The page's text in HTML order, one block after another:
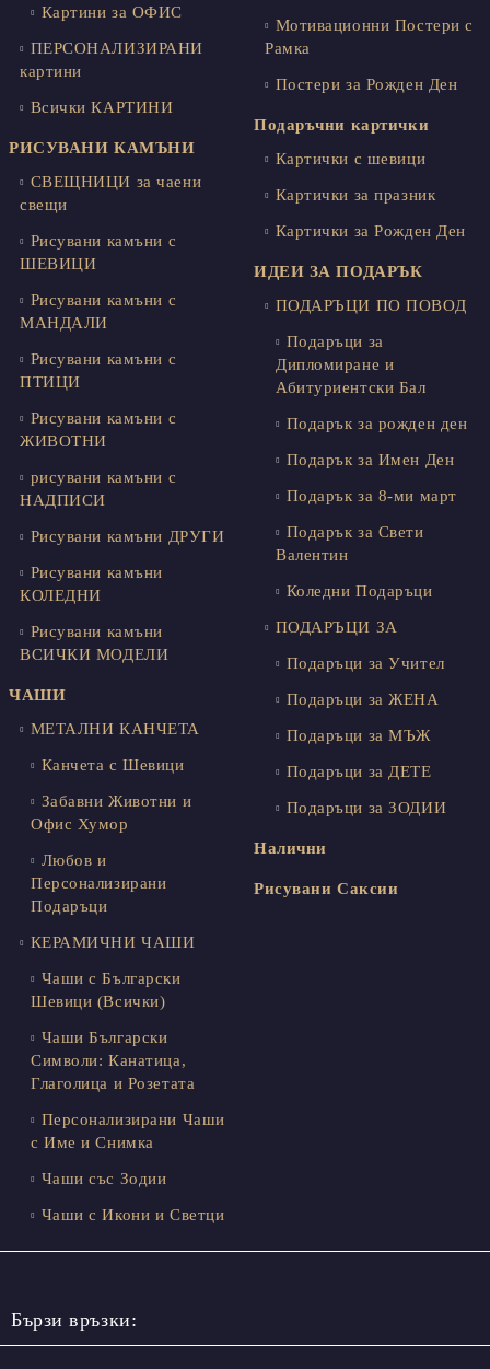
Картини за ОФИС
ПЕРСОНАЛИЗИРАНИ
картини
Всички КАРТИНИ
РИСУВАНИ КАМЪНИ
СВЕЩНИЦИ за чаени
свещи
Рисувани камъни с
ШЕВИЦИ
Рисувани камъни с
МАНДАЛИ
Рисувани камъни с
ПТИЦИ
Рисувани камъни с
ЖИВОТНИ
рисувани камъни с
НАДПИСИ
Рисувани камъни ДРУГИ
Рисувани камъни
КОЛЕДНИ
Рисувани камъни
ВСИЧКИ МОДЕЛИ
ЧАШИ
МЕТАЛНИ КАНЧЕТА
Канчета с Шевици
Забавни Животни и
Офис Хумор
Любов и
Персонализирани
Подаръци
КЕРАМИЧНИ ЧАШИ
Чаши с Български
Шевици (Всички)
Чаши Български
Символи: Канатица,
Глаголица и Розетата
Персонализирани Чаши
с Име и Снимка
Чаши със Зодии
Чаши с Икони и Светци
Мотивационни Постери с
Рамка
Постери за Рожден Ден
Подаръчни картички
Картички с шевици
Картички за празник
Картички за Рожден Ден
ИДЕИ ЗА ПОДАРЪК
ПОДАРЪЦИ ПО ПОВОД
Подаръци за
Дипломиране и
Абитуриентски Бал
Подарък за рожден ден
Подарък за Имен Ден
Подарък за 8-ми март
Подарък за Свети
Валентин
Коледни Подаръци
ПОДАРЪЦИ ЗА
Подаръци за Учител
Подаръци за ЖЕНА
Подаръци за МЪЖ
Подаръци за ДЕТЕ
Подаръци за ЗОДИИ
Налични
Рисувани Саксии
Бързи връзки: